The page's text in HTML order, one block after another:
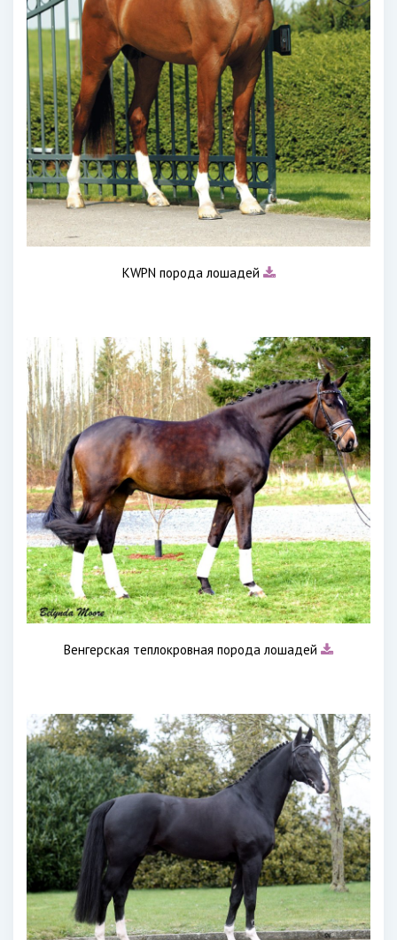
KWPN порода лошадей
Венгерская теплокровная порода лошадей